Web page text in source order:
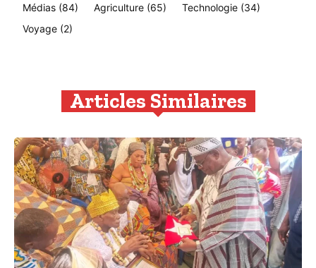
Médias (84) Agriculture (65) Technologie (34)
Voyage (2)
Articles Similaires